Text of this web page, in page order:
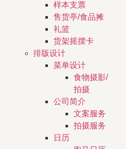
样本支票
售货亭/食品摊
礼篮
货架摇摆卡
排版设计
菜单设计
食物摄影/
拍摄
公司简介
文案服务
拍摄服务
日历